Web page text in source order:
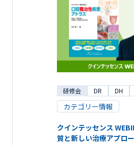
研修会 DR DH
カテゴリー情報
クインテッセンス
質と新しい治療アプロ